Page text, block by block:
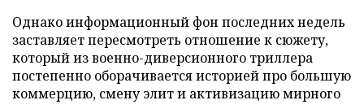
Однако информационный фон последних недель
заставляет пересмотреть отношение к сюжету,
который из военно-диверсионного триллера
постепенно оборачивается историей про большую
коммерцию, смену элит и активизацию мирного